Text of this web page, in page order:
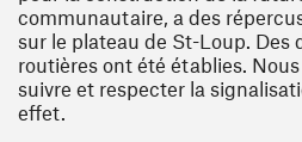
communautaire, a des
sur le plateau de St-Loup. Des
routières ont été établies.
suivre et respecter la
effet.